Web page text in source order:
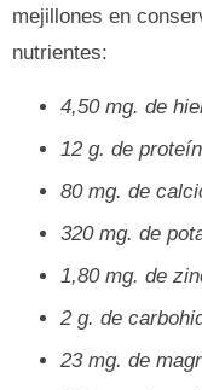
mejillones en
nutrientes:
4,50 mg. de
12 g. de
80 mg. de
320 mg. de
1,80 mg. de
2 g. de
23 mg. de